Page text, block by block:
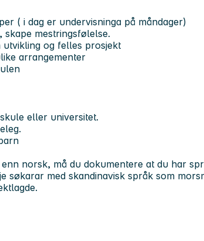
( i dag er undervisninga på måndager)
mestringsfølelse.
utvikling og felles prosjekt
arrangementer
eller universitet.
norsk, må du dokumentere at du har
søkarar med skandinavisk språk som